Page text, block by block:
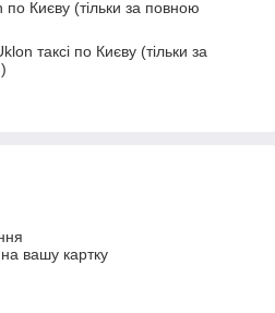
по Києву (тільки за повною
таксі по Києву (тільки за
вашу картку